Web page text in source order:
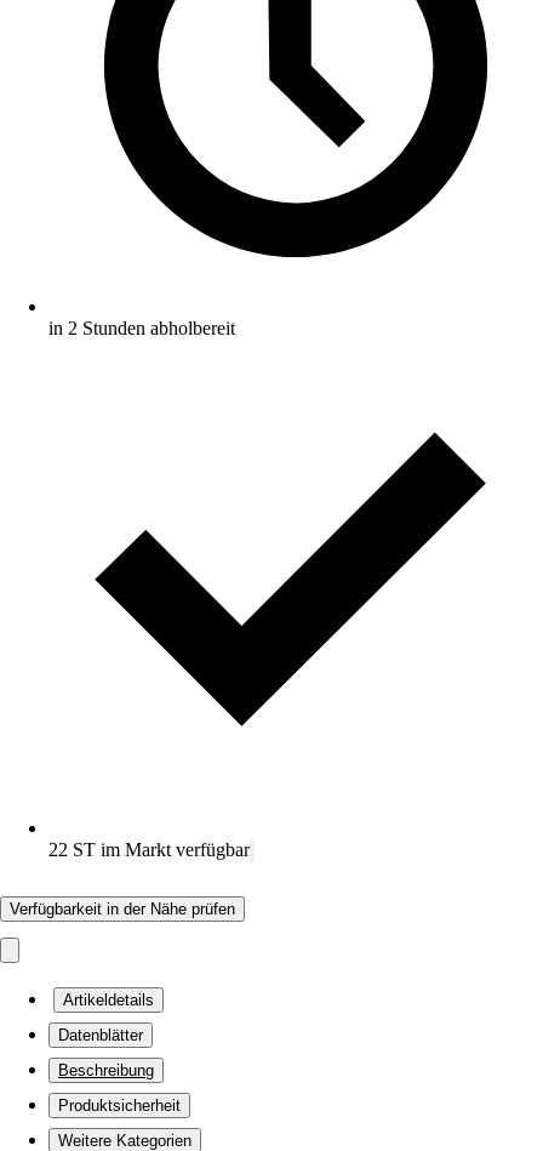
in 2 Stunden abholbereit
22 ST im Markt verfügbar
Verfügbarkeit in der Nähe prüfen
Artikeldetails
Datenblätter
Beschreibung
Produktsicherheit
Weitere Kategorien